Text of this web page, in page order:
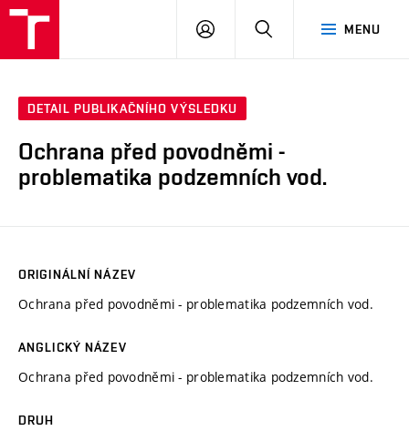
MENU
PŘIHLÁSIT
DETAIL PUBLIKAČNÍHO VÝSLEDKU
Ochrana před povodněmi -
problematika podzemních vod.
ORIGINÁLNÍ NÁZEV
Ochrana před povodněmi - problematika podzemních vod.
ANGLICKÝ NÁZEV
Ochrana před povodněmi - problematika podzemních vod.
DRUH